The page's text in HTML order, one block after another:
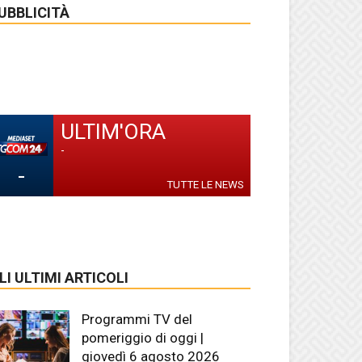
-
ULTIM'ORA
-
TUTTE LE NEWS
ULTIMI ARTICOLI
Programmi TV del
pomeriggio di oggi |
giovedì 6 agosto 2026